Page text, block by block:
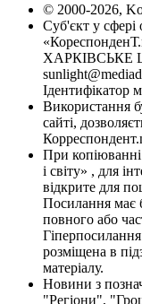
© 2000-2026,
Суб'єкт у сфері
ХАРКІВСЬКЕ
Ідентифікатор
Використання
сайті,
При копіюванні
і світу» , для
відкрите для
Посилання має
повного або
розміщена в
матеріалу.
Новини з
"Регіони",